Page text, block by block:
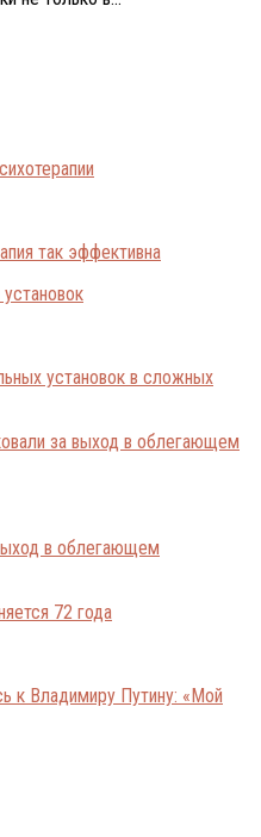
так эффективна
установок в сложных
в облегающем
к Владимиру Путину: «Мой